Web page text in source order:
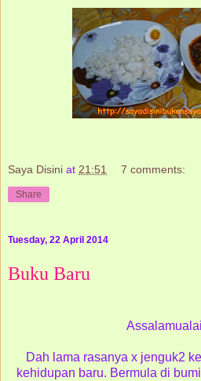
Saya Disini at 21:51 7 comments:
Share
Tuesday, 22 April 2014
Buku Baru
Dah lama rasanya x jenguk2
kehidupan baru. Bermula di